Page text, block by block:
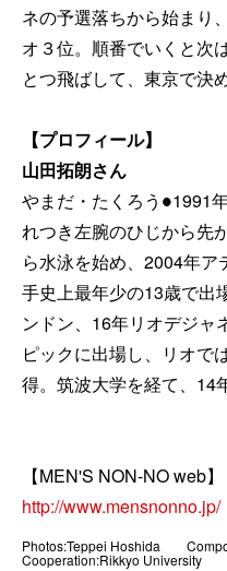
ネの予選落ちから始まり
オ３位。順番でいくと次
とつ飛ばして、東京で決
【プロフィール】
山田拓朗さん
やまだ・たくろう●1991
れつき左腕のひじから先
ら水泳を始め、2004年
手史上最年少の13歳で出
ンドン、16年リオデジャ
ピックに出場し、リオで
得。筑波大学を経て、14
【MEN'S NON-NO web】
http://www.mensnonno.jp/
Photos:Teppei Hoshida
Cooperation:Rikkyo University